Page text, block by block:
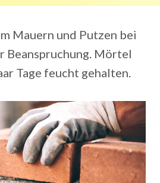
Mauern und Putzen bei
Beanspruchung. Mörtel
Tage feucht gehalten.